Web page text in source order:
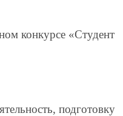
конкурсе «Студент
подготовку